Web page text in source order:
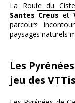
La Route du
Santes Creus et
parcours
paysages naturels
Les
jeu des